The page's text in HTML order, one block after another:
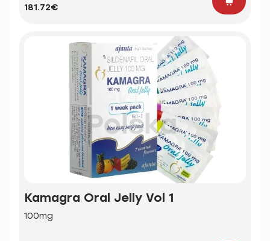
181.72€
Kamagra Oral Jelly Vol 1
100mg